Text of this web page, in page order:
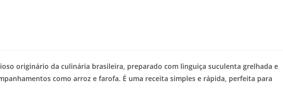
originário da culinária brasileira, preparado com linguiça suculenta grelhada e
como arroz e farofa. É uma receita simples e rápida, perfeita para